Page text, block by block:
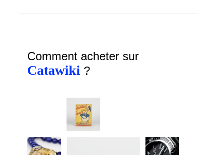
Comment acheter sur
Catawiki ?